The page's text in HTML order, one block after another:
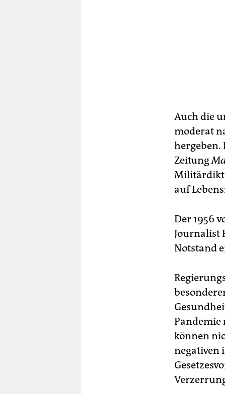
Auch die
moderat
hergeben.
Zeitung
auf
Der 1956
Journalist
Notstand
Pandemie
können
negativen